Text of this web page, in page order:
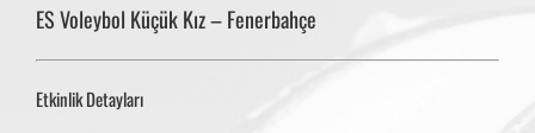
ES Voleybol Küçük Kız – Fenerbahçe
Etkinlik Detayları